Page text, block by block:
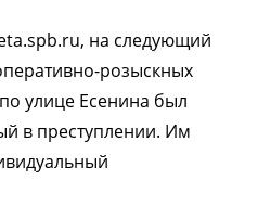
на следующий
розыскных
улице Есенина был
в преступлении. Им